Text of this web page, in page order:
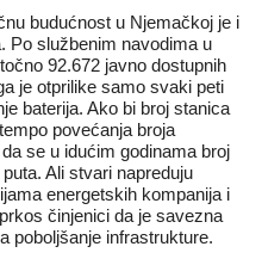
budućnost u Njemačkoj je i
Po službenim navodima u
92.672 javno dostupnih
je otprilike samo svaki peti
baterija. Ako bi broj stanica
povećanja broja
se u idućim godinama broj
Ali stvari napreduju
energetskih kompanija i
činjenici da je savezna
poboljšanje infrastrukture.